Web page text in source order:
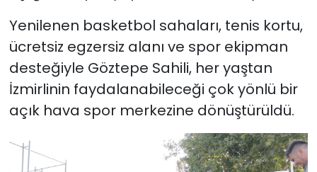
Yenilenen basketbol sahaları, tenis kortu,
ücretsiz egzersiz alanı ve spor ekipman
desteğiyle Göztepe Sahili, her yaştan
İzmirlinin faydalanabileceği çok yönlü bir
açık hava spor merkezine dönüştürüldü.